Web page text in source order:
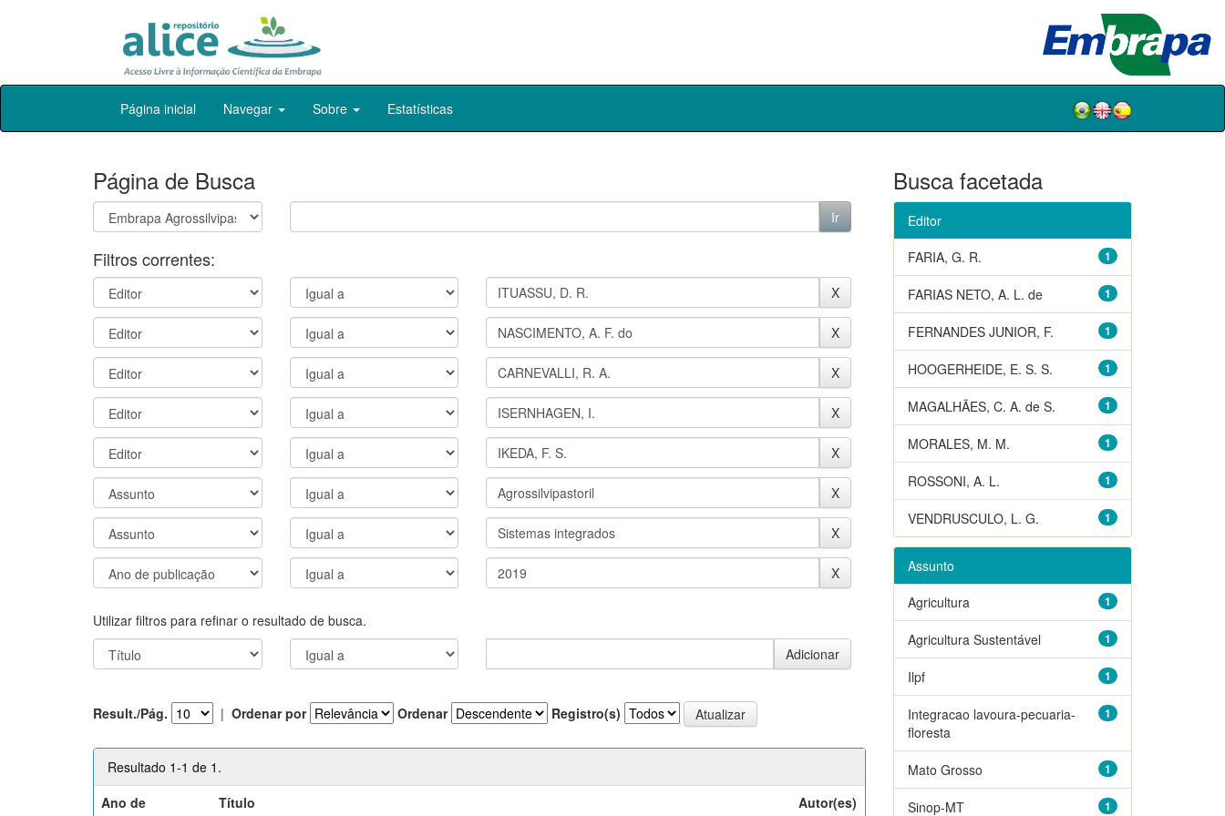
Skip
Página inicial Navegar Sobre Estatísticas
Página de Busca
Filtros correntes:
Utilizar filtros para refinar o resultado de busca.
Result./Pág. | Ordenar por Ordenar Registro(s)
Resultado 1-1 de 1.
Ano de
Título Autor(es)
Busca facetada
Editor
1
FARIA, G. R.
1
FARIAS NETO, A. L. de
1
FERNANDES JUNIOR, F.
1
HOOGERHEIDE, E. S. S.
1
MAGALHÃES, C. A. de S.
1
MORALES, M. M.
1
ROSSONI, A. L.
1
VENDRUSCULO, L. G.
Assunto
1
Agricultura
1
Agricultura Sustentável
1
Ilpf
1
Integracao lavoura-pecuaria-
floresta
1
Mato Grosso
1
Sinop-MT